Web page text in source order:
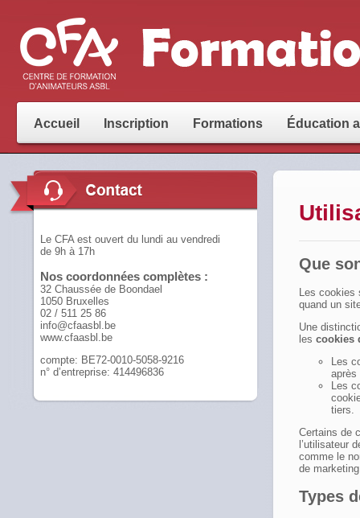
Accueil Inscription Formations Éducation
Le CFA est ouvert du lundi au vendredi
de 9h à 17h
Nos coordonnées complètes :
32 Chaussée de Boondael
1050 Bruxelles
02 / 511 25 86
info@cfaasbl.be
www.cfaasbl.be
compte: BE72-0010-5058-9216
n° d’entreprise: 414496836
Que
Les cookies
quand un
Une
les cookies
Les
après
Les
tiers.
Certains de
l’utilisateur
comme le
de
Types